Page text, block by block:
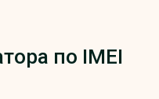
по IMEI